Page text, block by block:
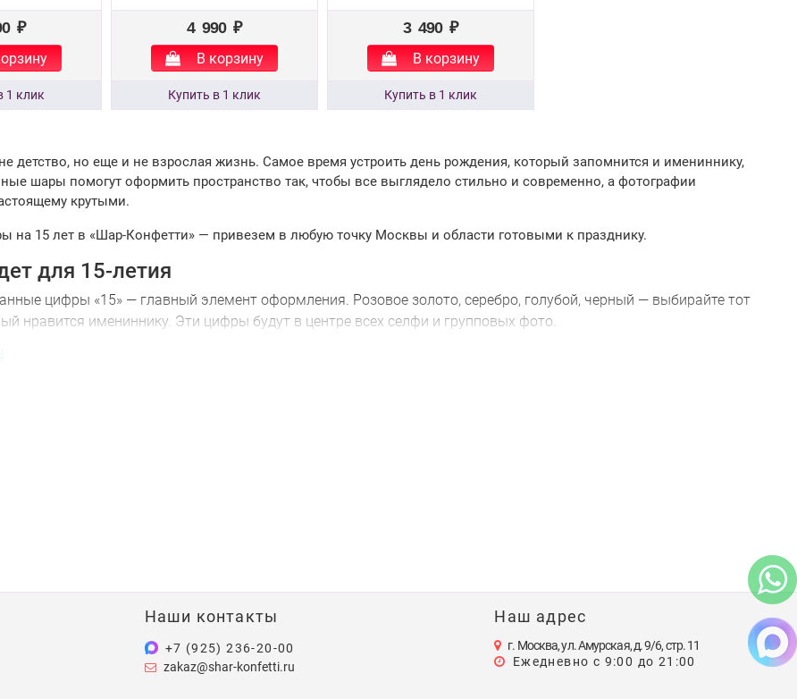
₽ 4 990 ₽
В корзину
3 490 ₽
В корзину
детство, но еще и не взрослая жизнь. Самое время устроить день рождения, который запомнится и имениннику,
шары помогут оформить пространство так, чтобы все выглядело стильно и современно, а фотографии
крутыми.
на 15 лет в «Шар-Конфетти» — привезем в любую точку Москвы и области готовыми к празднику.
для 15-летия
цифры «15» — главный элемент оформления. Розовое золото, серебро, голубой, черный — выбирайте тот
нравится имениннику. Эти цифры будут в центре всех селфи и групповых фото.
стильное двухцветное сочетание. Шары с конфетти внутри добавят изюминку.
Наши контакты
+7 (925) 236-20-00
zakaz@shar-konfetti.ru
Наш адрес
г. Москва, ул. Амурская, д. 9/6, стр. 11
Ежедневно с 9:00 до 21:00